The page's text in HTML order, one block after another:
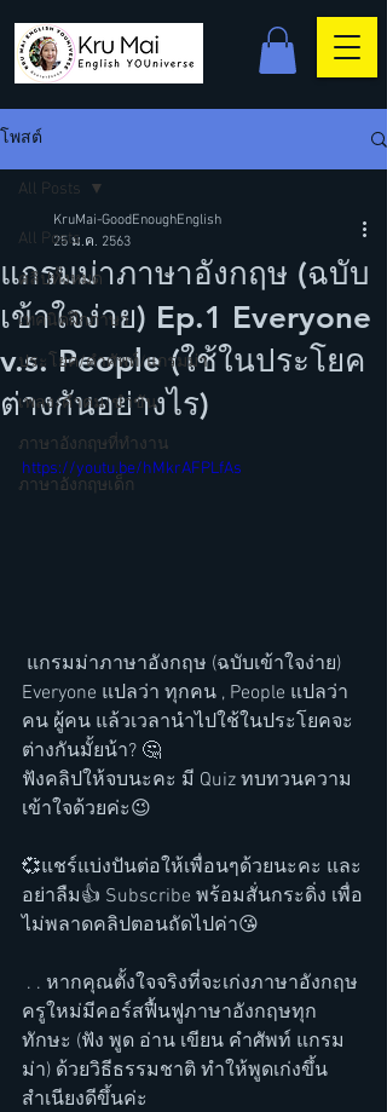
โพสต์
All Posts
คลิปทั้งหมด
เทคนิคฝึกภาษา
ประโยค/คำศัพท์/แกรมม่า
เพลง/คำคม/ขำขัน
ภาษาอังกฤษที่ทำงาน
ภาษาอังกฤษเด็ก
All Posts
แกรมม่าภาษาอังกฤษ (ฉบับ
เข้าใจง่าย) Ep.1 Everyone
v.s. People (ใช้ในประโยค
ต่างกันอย่างไร)
KruMai-GoodEnoughEnglish
25 ม.ค. 2563
https://youtu.be/hMkrAFPLfAs
แกรมม่าภาษาอังกฤษ (ฉบับเข้าใจง่าย)
Everyone แปลว่า ทุกคน , People แปลว่า
คน ผู้คน แล้วเวลานำไปใช้ในประโยคจะ
ต่างกันมั้ยน้า? 🤔
ฟังคลิปให้จบนะคะ มี Quiz ทบทวนความ
เข้าใจด้วยค่ะ😉
💞แชร์แบ่งปันต่อให้เพื่อนๆด้วยนะคะ และ
อย่าลืม👍 Subscribe พร้อมสั่นกระดิ่ง เพื่อ
ไม่พลาดคลิปตอนถัดไปค่า😘
ครูใหม่มีคอร์สฟื้นฟูภาษาอังกฤษทุก
ทักษะ (ฟัง พูด อ่าน เขียน คำศัพท์ แกรม
ม่า) ด้วยวิธีธรรมชาติ ทำให้พูดเก่งขึ้น
สำเนียงดีขึ้นค่ะ